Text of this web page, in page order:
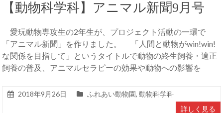
【動物科学科】アニマル新聞9月号
愛玩動物専攻生の2年生が、プロジェクト活動の一環で
「アニマル新聞」を作りました。 「人間と動物がwin!win!
な関係を目指して」というタイトルで動物の終生飼養・適正
飼養の普及、アニマルセラピーの効果や動物への影響を
2018年9月26日 ふれあい動物園,動物科学科
詳しく見る